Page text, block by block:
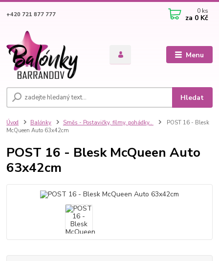
Menu
Hledat
+420 721 877 777 0 ks
za 0 Kč
Úvod Balónky Směs - Postavičky, filmy, pohádky..
POST 16 - Blesk
McQueen Auto 63x42cm
POST 16 - Blesk McQueen Auto
63x42cm